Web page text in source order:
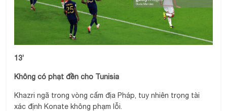
13’
Không có phạt đền cho Tunisia
Khazri ngã trong vòng cấm địa Pháp, tuy nhiên trọng tài
xác định Konate không phạm lỗi.